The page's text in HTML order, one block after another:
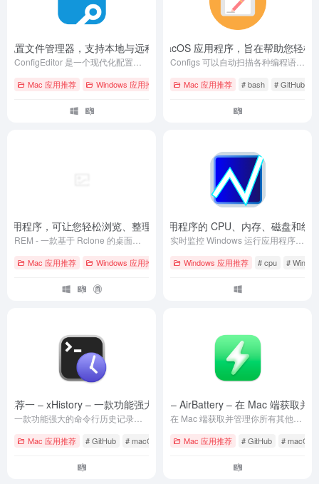
置文件管理器，支持本地与远程配置文件的统一管理 - v1.3.1
Mac 应用推荐 Windows 应用推荐 # bash # GitHub # macOS
Configs – 一款基于 SwiftUI 的 macOS 应用程序，旨在帮助您轻松
Mac 应用推荐 # bash # GitHub
用程序，可让您轻松浏览、整理和传输各个云存储中的文件
- v0.5.0
Mac 应用推荐 Windows 应用推荐 # GitHub # Linux # macOS
appstat – 实时监控应用程序的 CPU、内存、磁盘和线
Windows 应用推荐 # cpu #
荐一 – xHistory – 一款功能强大的命令行历史记录管理工具- v0.1.5
Mac 应用推荐 # GitHub # macOS # 下载
源大佬 lihaoyun6 macOS 软件推荐一 – AirBattery – 在 Mac 端获取并
Mac 应用推荐 # GitHub # macOS